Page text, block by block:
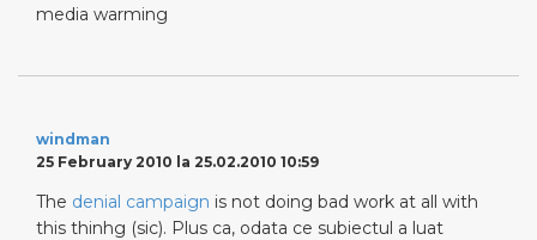
media warming
windman
25 February 2010 la 25.02.2010 10:59
The denial campaign is not doing bad work at all with
this thinhg (sic). Plus ca, odata ce subiectul a luat